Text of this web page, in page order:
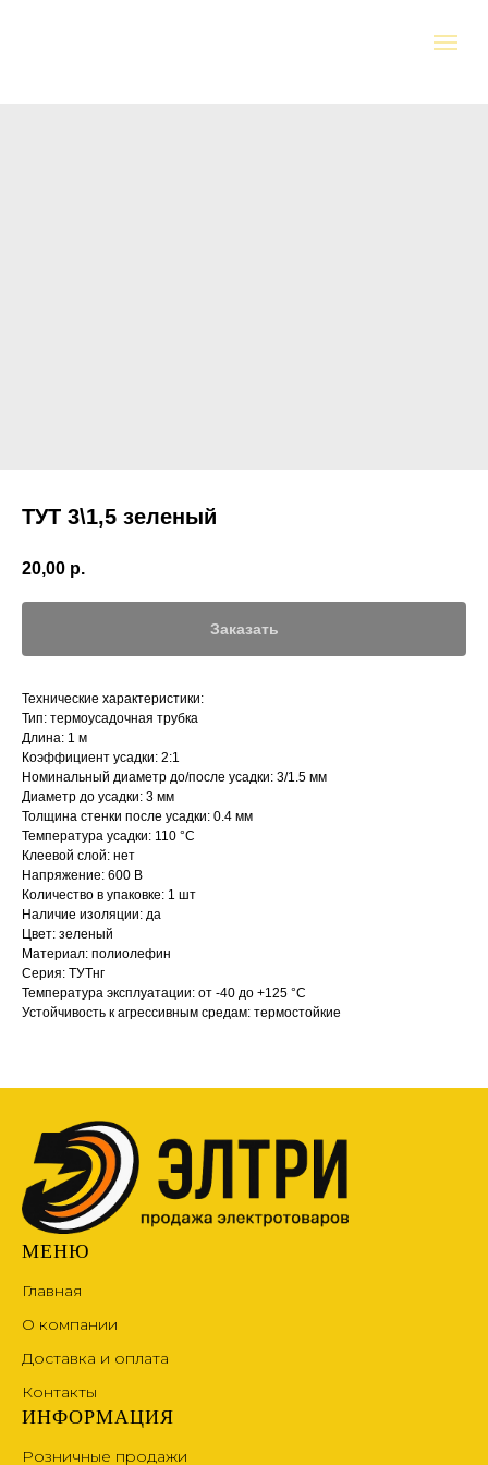
ТУТ 3\1,5 зеленый
20,00 р.
Заказать
Технические характеристики:
Тип: термоусадочная трубка
Длина: 1 м
Коэффициент усадки: 2:1
Номинальный диаметр до/после усадки: 3/1.5 мм
Диаметр до усадки: 3 мм
Толщина стенки после усадки: 0.4 мм
Температура усадки: 110 °С
Клеевой слой: нет
Напряжение: 600 В
Количество в упаковке: 1 шт
Наличие изоляции: да
Цвет: зеленый
Материал: полиолефин
Серия: ТУТнг
Температура эксплуатации: от -40 до +125 °С
Устойчивость к агрессивным средам: термостойкие
МЕНЮ
Главная
О компании
Доставка и оплата
Контакты
ИНФОРМАЦИЯ
Розничные продажи